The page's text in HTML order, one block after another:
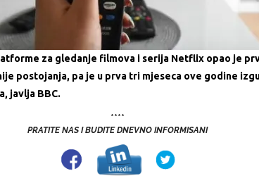
za gledanje filmova i serija Netflix opao je
postojanja, pa je u prva tri mjeseca ove godine
javlja BBC.
****
PRATITE NAS I BUDITE DNEVNO INFORMISANI